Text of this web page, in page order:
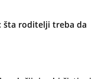
šta roditelji treba da